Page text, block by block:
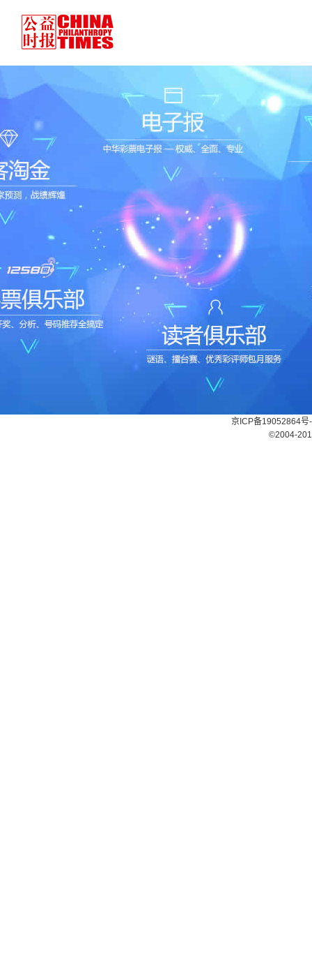
京ICP备19052864号
©2004-